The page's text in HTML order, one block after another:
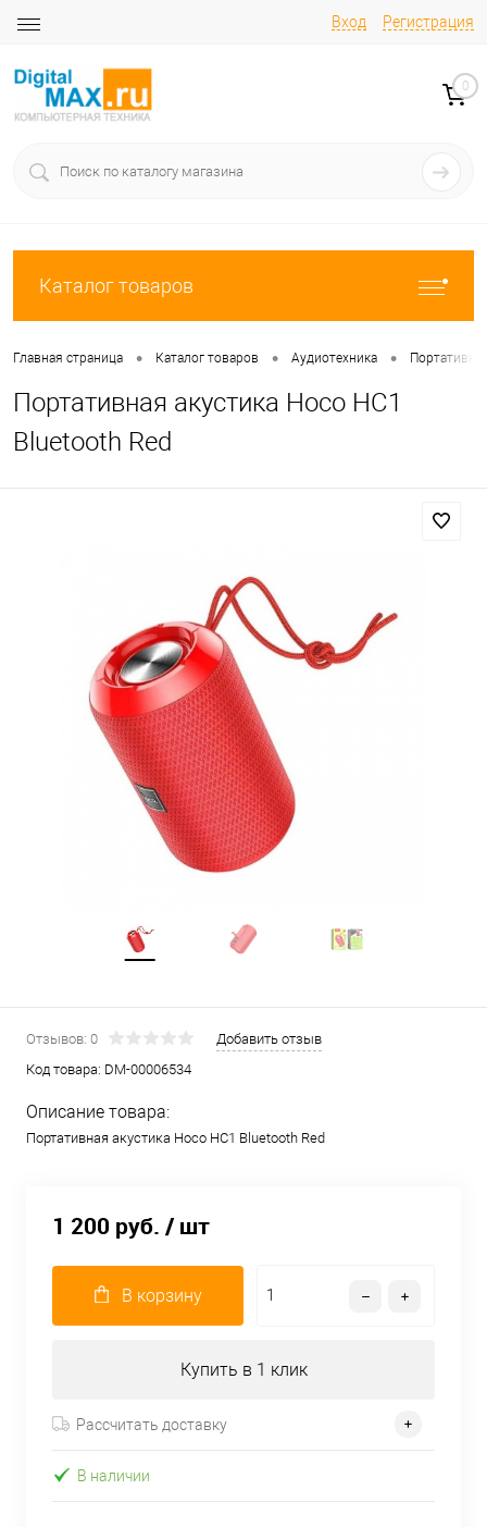
Вход Регистрация
0
Каталог товаров
Главная страница • Каталог товаров • Аудиотехника •
Портативная акустика Hoco HC1
Bluetooth Red
Отзывов: 0
Добавить отзыв
Код товара: DM-00006534
Описание товара:
Портативная акустика Hoco HC1 Bluetooth Red
1 200 руб. / шт
В корзину
Купить в 1 клик
Рассчитать доставку
В наличии